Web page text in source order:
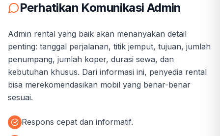
Perhatikan Komunikasi Admin
Admin rental yang baik akan menanyakan detail
penting: tanggal perjalanan, titik jemput, tujuan, jumlah
penumpang, jumlah koper, durasi sewa, dan
kebutuhan khusus. Dari informasi ini, penyedia rental
bisa merekomendasikan mobil yang benar-benar
sesuai.
Respons cepat dan informatif.